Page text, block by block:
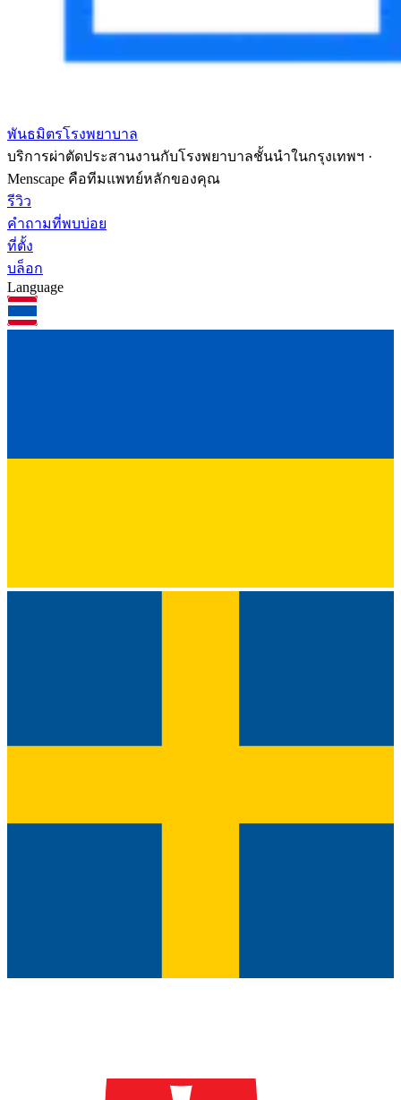
พันธมิตรโรงพยาบาล
บริการผ่าตัดประสานงานกับโรงพยาบาลชั้นนำในกรุงเทพฯ ·
Menscape คือทีมแพทย์หลักของคุณ
รีวิว
คำถามที่พบบ่อย
ที่ตั้ง
บล็อก
Language